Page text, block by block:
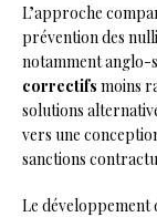
L’approche
prévention des
notamment anglo-
correctifs moins
solutions
vers une
sanctions
Le développement